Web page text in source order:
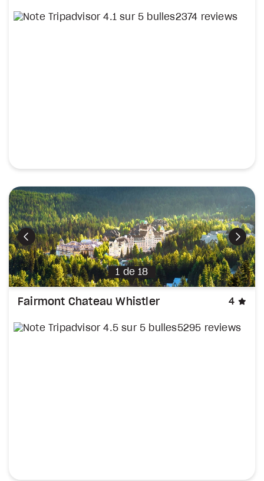
2374 reviews
Précédent
1 de 18
Fairmont Chateau Whistler 4
5295 reviews